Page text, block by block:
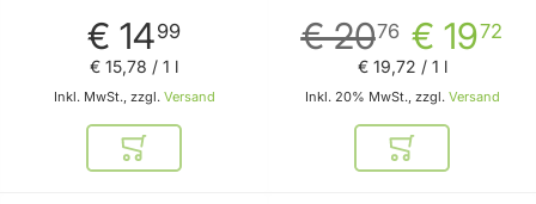
€ 1499
Inkl. MwSt., zzgl. Versand
€ 15,78 / 1 l
In den Warenkorb
€ 1972
€ 2076
Inkl. 20% MwSt., zzgl. Versand
€ 19,72 / 1 l
In den